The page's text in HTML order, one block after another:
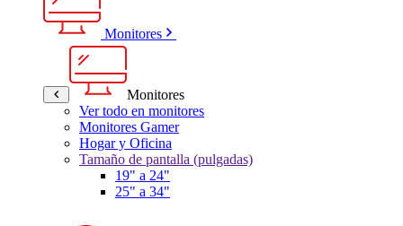
Monitores
Monitores
Ver todo en monitores
Monitores Gamer
Hogar y Oficina
Tamaño de pantalla (pulgadas)
19" a 24"
25" a 34"